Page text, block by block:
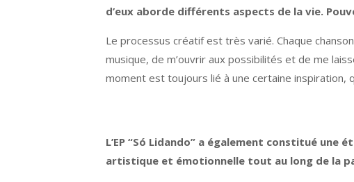
d’eux aborde différents aspects de la vie.
Le processus créatif est très varié. Chaque
musique, de m’ouvrir aux possibilités et de me
moment est toujours lié à une certaine inspiration,
L’EP “Só Lidando” a également constitué
artistique et émotionnelle tout au long de la